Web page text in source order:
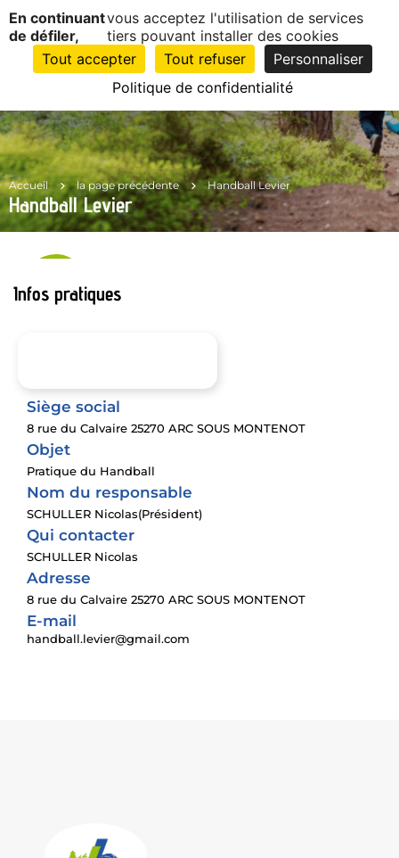
Accueil la page précédente Handball Levier
Handball Levier
1EN
CLIC
Infos pratiques
Siège social
8 rue du Calvaire 25270 ARC SOUS MONTENOT
Objet
Pratique du Handball
Nom du responsable
SCHULLER Nicolas(Président)
Qui contacter
SCHULLER Nicolas
Adresse
8 rue du Calvaire 25270 ARC SOUS MONTENOT
E-mail
handball.levier@gmail.com
Panneau de gestion des cookies
En continuant
de défiler,
vous acceptez l'utilisation de services
tiers pouvant installer des cookies
Tout accepter
Tout refuser
Personnaliser
Politique de confidentialité